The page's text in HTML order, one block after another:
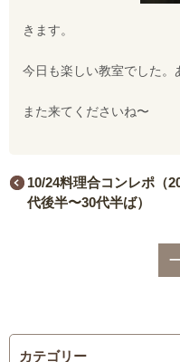
きます。
今日も楽しい教室でした
また来てくださいね〜
10/24料理合コンレポ（
代後半〜30代半ば）
カテゴリー